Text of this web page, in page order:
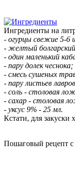
Ингредиенты на
- огурцы свежие 5-6
- желтый
- один маленький
- пару долек чеснока;
- смесь сушеных
- пару листьев
- соль - столовая
- сахар - столовая
- уксус 9% - 25 мл.
Кстати, для закуски
Пошаговый рецепт с